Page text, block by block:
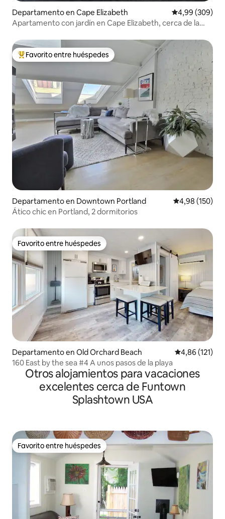
Departamento en Cape Elizabeth Calificación
4,99 (309)
Apartamento con jardín en Cape Elizabeth, cerca de la
Favorito entre los huéspedes más destacados
Favorito entre huéspedes
Departamento en Downtown Portland Calificación
4,98 (150)
Ático chic en Portland, 2 dormitorios
Favorito entre huéspedes
Favorito entre huéspedes
Departamento en Old Orchard Beach Calificación
4,86 (121)
160 East by the sea #4 A unos pasos de la playa
Otros alojamientos para vacaciones
excelentes cerca de Funtown
Splashtown USA
Favorito entre huéspedes
Favorito entre huéspedes